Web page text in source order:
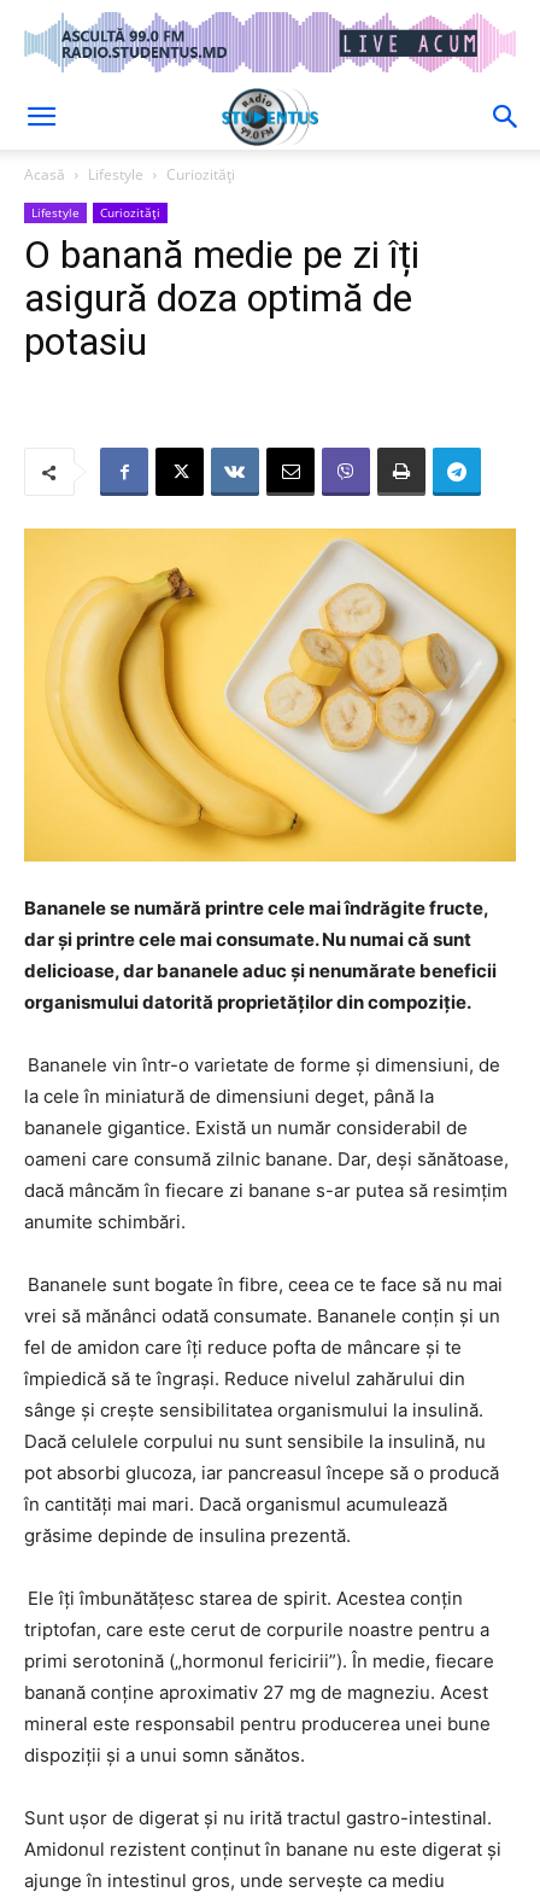
Acasă Lifestyle Curiozități
Lifestyle Curiozități
O banană medie pe zi îți
asigură doza optimă de
potasiu
Bananele se numără printre cele mai îndrăgite fructe,
dar și printre cele mai consumate. Nu numai că sunt
delicioase, dar bananele aduc și nenumărate beneficii
organismului datorită proprietăților din compoziție.
Bananele vin într-o varietate de forme și dimensiuni, de
la cele în miniatură de dimensiuni deget, până la
bananele gigantice. Există un număr considerabil de
oameni care consumă zilnic banane. Dar, deși sănătoase,
dacă mâncăm în fiecare zi banane s-ar putea să resimțim
anumite schimbări.
Bananele sunt bogate în fibre, ceea ce te face să nu mai
vrei să mănânci odată consumate. Bananele conțin și un
fel de amidon care îți reduce pofta de mâncare și te
împiedică să te îngrași. Reduce nivelul zahărului din
sânge și crește sensibilitatea organismului la insulină.
Dacă celulele corpului nu sunt sensibile la insulină, nu
pot absorbi glucoza, iar pancreasul începe să o producă
în cantități mai mari. Dacă organismul acumulează
grăsime depinde de insulina prezentă.
Ele îți îmbunătățesc starea de spirit. Acestea conțin
triptofan, care este cerut de corpurile noastre pentru a
primi serotonină („hormonul fericirii”). În medie, fiecare
banană conține aproximativ 27 mg de magneziu. Acest
mineral este responsabil pentru producerea unei bune
dispoziții și a unui somn sănătos.
Sunt ușor de digerat și nu irită tractul gastro-intestinal.
Amidonul rezistent conținut în banane nu este digerat și
ajunge în intestinul gros, unde servește ca mediu